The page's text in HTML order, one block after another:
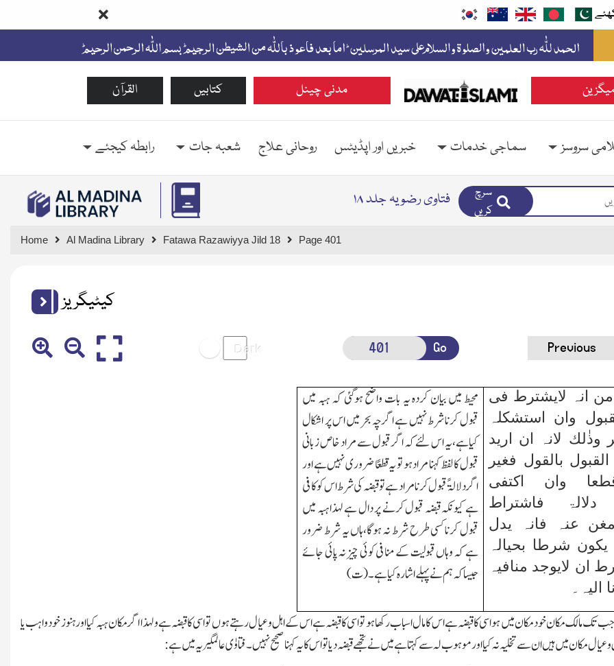
القرآن کتابیں مدنی چینل
سروسز سماجی خدمات خبریں اور اپڈیٹس روحانی علاج شعبہ جات رابطہ کیجئے
فتاوی رضویہ جلد ۱۸
سرچ
کریں
Home Al Madina Library Fatawa Razawiyya Jild 18 Page 401
کیٹیگریز
Go Previous
انہ لایشترط فی
وان استشکلہ
وذٰلك لانہ ان ارید
بالقول فغیر
وان اکتفی
دلالۃ فاشتراط
عنہ فانہ یدل
یکون شرطا بحیالہ
ان لایوجد منافیہ
الیہ۔
محیط میں بیان کردہ یہ بات واضح ہوگئی کہ ہبہ میں
قبول کرنا شرط نہیں ہے اگرچہ بحر میں اس پر اشکال
کیاہے،یہ اس لئے کہ اگر قبول سے مراد خاص زبانی
قبول کا لفظ کہنا مراد ہو تو یہ قطعًا ضروری نہیں ہے اور
اگر دلالۃً قبول کرنا مراد ہے تو قبضہ کی شرط اس کو کافی
ہے کیونکہ قبضہ قبول کرنے پر دال ہے لہذاہبہ میں
قبول کرنا کسی طرح شرط نہ ہوگا،ہاں یہ شرط ضرور
ہے کہ وہاں قبولیت کے منافی کوئی چیز نہ پائی جائے
جیسا کہ ہم نے پہلے اشارہ کیا ہے۔(ت)
تك مالك مکان خود مکان میں ہو اسی کا قبضہ ہے اس کا مال اسباب رکھا ہو تو اسی کا قبضہ ہے اس کے اہل وعیال رہتے ہوں تو اسی کا قبضہ ہے ولہذا اگر مکان ہبہ کیا اور ہنوز خود واہب یا
وعیال مکان میں ہیں ان سے تخلیہ نہ کیا اور موہوب لہ سے کہتا ہے میں نے تجھے قبضہ دیا تو اس کا یہ کہنا صحیح نہیں۔ فتاوٰی عالمگیریہ میں ہے: